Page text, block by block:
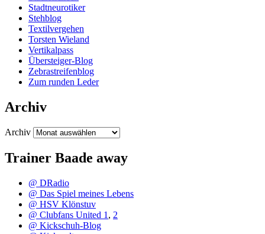
Stadtneurotiker
Stehblog
Textilvergehen
Torsten Wieland
Vertikalpass
Übersteiger-Blog
Zebrastreifenblog
Zum runden Leder
Archiv
Archiv
Trainer Baade away
@ DRadio
@ Das Spiel meines Lebens
@ HSV Klönstuv
@ Clubfans United 1 , 2
@ Kickschuh-Blog